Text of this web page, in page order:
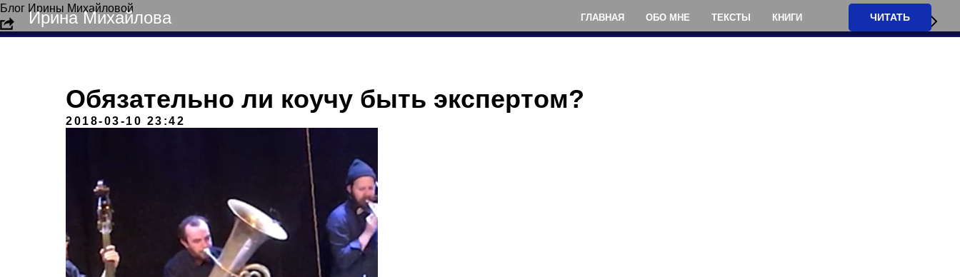
Блог Ирины Михайловой
Обязательно ли коучу быть экспертом?
2018-03-10 23:42
Ирина Михайлова ГЛАВНАЯ ОБО МНЕ ТЕКСТЫ КНИГИ ЧИТАТЬ